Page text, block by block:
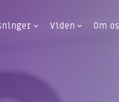
Viden Om os